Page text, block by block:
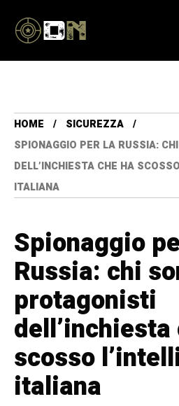
HOME
SICUREZZA
SPIONAGGIO PER LA RUSSIA:
DELL’INCHIESTA CHE HA
ITALIANA
Spionaggio
Russia: chi
protagonisti
dell’inchiesta
scosso
italiana